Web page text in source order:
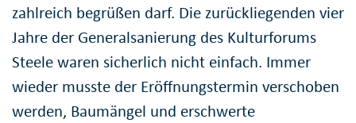
zahlreich begrüßen darf. Die zurückliegenden vier
Jahre der Generalsanierung des Kulturforums
Steele waren sicherlich nicht einfach. Immer
wieder musste der Eröffnungstermin verschoben
werden, Baumängel und erschwerte